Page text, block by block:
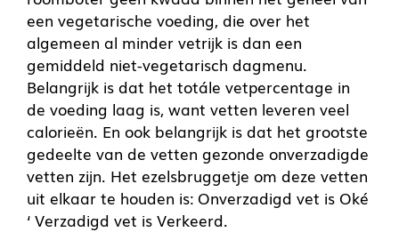
een vegetarische voeding, die over het
algemeen al minder vetrijk is dan een
gemiddeld niet-vegetarisch dagmenu.
Belangrijk is dat het totále vetpercentage in
de voeding laag is, want vetten leveren veel
calorieën. En ook belangrijk is dat het grootste
gedeelte van de vetten gezonde onverzadigde
vetten zijn. Het ezelsbruggetje om deze vetten
uit elkaar te houden is: Onverzadigd vet is Oké
‘ Verzadigd vet is Verkeerd.